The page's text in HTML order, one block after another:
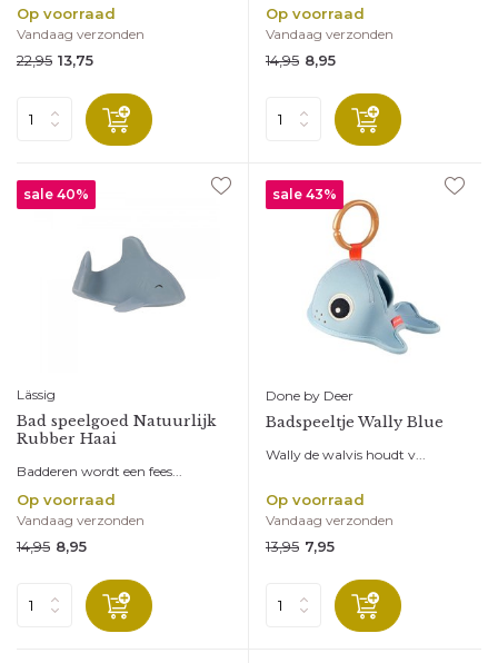
Op voorraad
Vandaag verzonden
22,95 13,75
Op voorraad
Vandaag verzonden
14,95 8,95
sale 40%
Lässig
Bad speelgoed Natuurlijk
Rubber Haai
Badderen wordt een fees...
Op voorraad
Vandaag verzonden
14,95 8,95
sale 43%
Done by Deer
Badspeeltje Wally Blue
Wally de walvis houdt v...
Op voorraad
Vandaag verzonden
13,95 7,95